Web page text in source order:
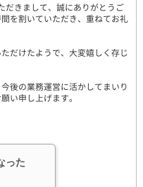
だきまして、誠にありがとうご
を割いていただき、重ねてお礼
だけたようで、大変嬉しく存じ
後の業務運営に活かしてまいり
い申し上げます。
った